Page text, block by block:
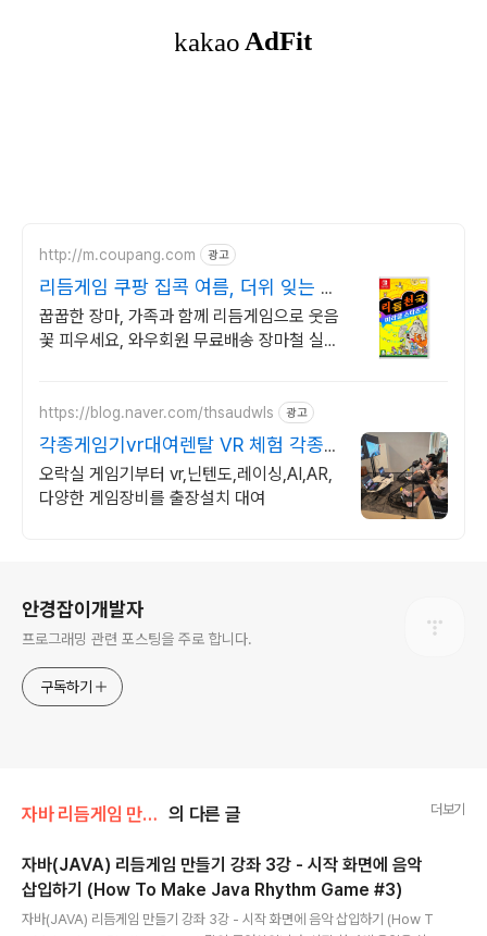
http://m.coupang.com 광고
리듬게임 쿠팡 집콕 여름, 더위 잊는 재
미
꿉꿉한 장마, 가족과 함께 리듬게임으로 웃음
꽃 피우세요, 와우회원 무료배송 장마철 실내
https://blog.naver.com/thsaudwls 광고
각종게임기vr대여렌탈 VR 체험 각종
오락기 렌탈
오락실 게임기부터 vr,닌텐도,레이싱,AI,AR,
다양한 게임장비를 출장설치 대여
안경잡이개발자
프로그래밍 관련 포스팅을 주로 합니다.
구독하기
자바 리듬게임 만들기 강좌 의 다른 글 더보기
자바(JAVA) 리듬게임 만들기 강좌 3강 - 시작 화면에 음악
삽입하기 (How To Make Java Rhythm Game #3)
자바(JAVA) 리듬게임 만들기 강좌 3강 - 시작 화면에 음악 삽입하기 (How T